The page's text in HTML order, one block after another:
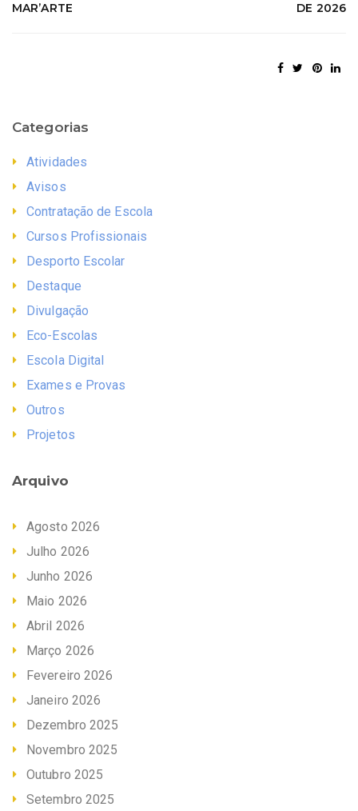
MAR’ARTE
DE 2026
Categorias
Atividades
Avisos
Contratação de Escola
Cursos Profissionais
Desporto Escolar
Destaque
Divulgação
Eco-Escolas
Escola Digital
Exames e Provas
Outros
Projetos
Arquivo
Agosto 2026
Julho 2026
Junho 2026
Maio 2026
Abril 2026
Março 2026
Fevereiro 2026
Janeiro 2026
Dezembro 2025
Novembro 2025
Outubro 2025
Setembro 2025